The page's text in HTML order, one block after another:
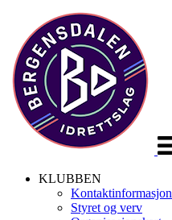
KLUBBEN
Kontaktinformasjon
Styret og verv